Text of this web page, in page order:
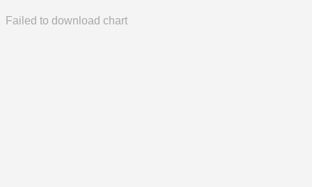
Failed to download chart